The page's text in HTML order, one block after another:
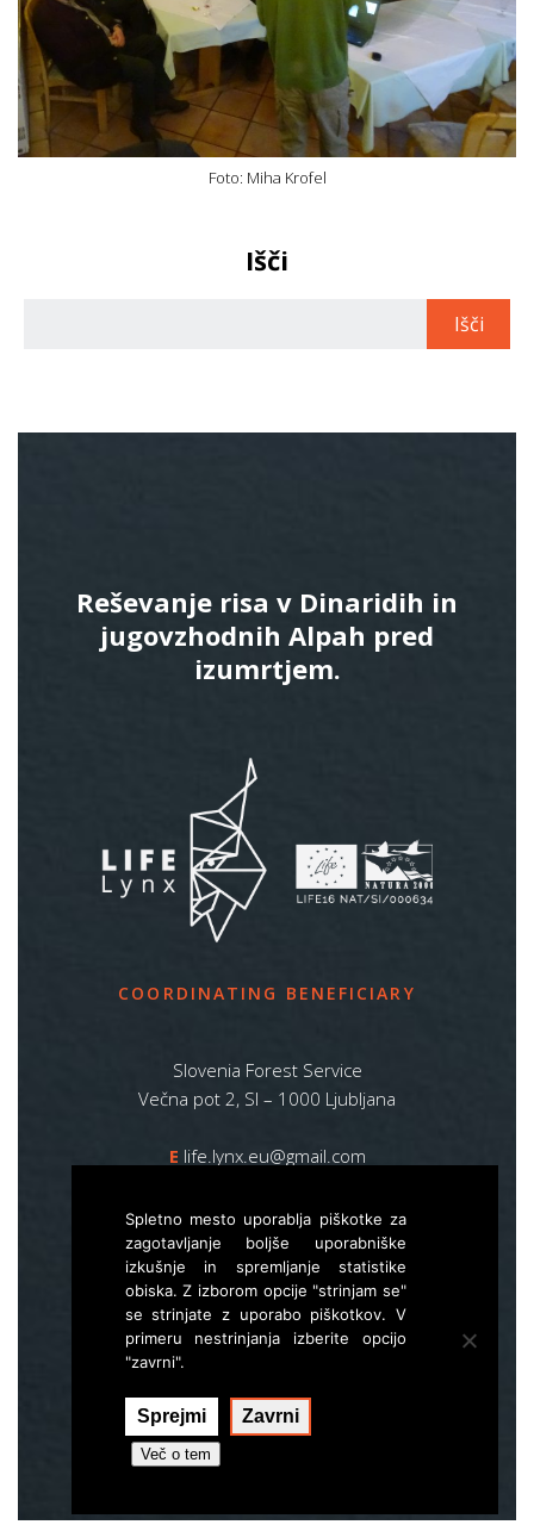
Foto: Miha Krofel
Išči
Reševanje risa v Dinaridih in
jugovzhodnih Alpah pred
izumrtjem.
COORDINATING BENEFICIARY
Slovenia Forest Service
Večna pot 2, SI – 1000 Ljubljana
E life.lynx.eu@gmail.com
Sitemap
Izvedba:
Spletno mesto uporablja piškotke za
zagotavljanje boljše uporabniške
izkušnje in spremljanje statistike
obiska. Z izborom opcije "strinjam se"
se strinjate z uporabo piškotkov. V
primeru nestrinjanja izberite opcijo
"zavrni".
Sprejmi Zavrni
Več o tem